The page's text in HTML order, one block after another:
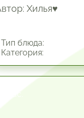
Хилья♥
блюда: